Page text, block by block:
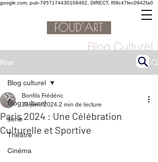
google.com, pub-7957174430108462, DIRECT, f08c47fec0942fa0
Blog Culturel
Post
Blog culturel
serie
Théâtre
Cinéma
Blog culturel
Paris 2024 : Une Célébration
Culturelle et Sportive
Bonfils Frédéric
28 janv. 2024 2 min de lecture